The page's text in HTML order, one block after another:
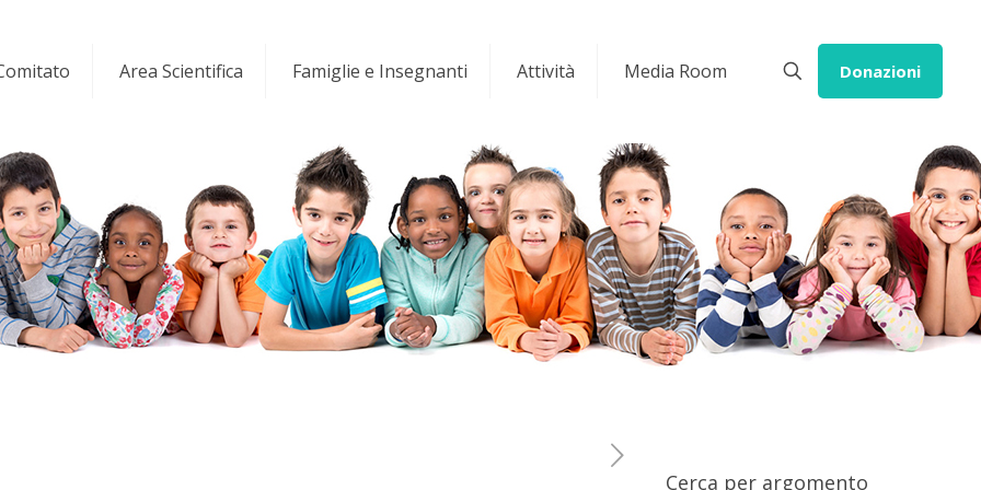
Area Scientifica Famiglie e Insegnanti Attività Media Room Donazioni
Cerca per argomento